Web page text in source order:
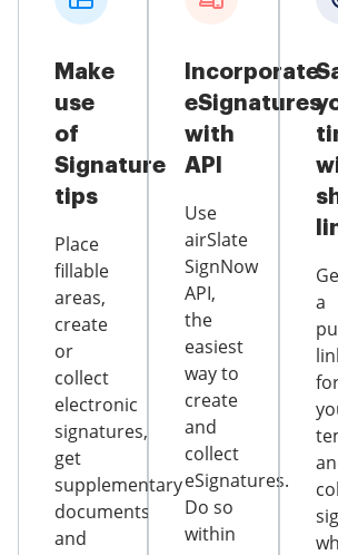
Make
use
of
Signature
tips
Place
fillable
areas,
create
or
collect
electronic
signatures,
get
supplementary
documents
and
Incorporate
eSignatures
with
API
Use
airSlate
SignNow
API,
the
easiest
way to
create
and
collect
eSignatures.
Do so
within
a